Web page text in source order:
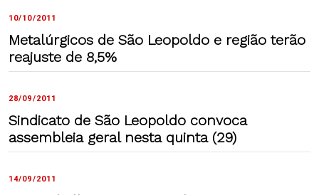
10/10/2011
Metalúrgicos de São Leopoldo e região terão
reajuste de 8,5%
28/09/2011
Sindicato de São Leopoldo convoca
assembleia geral nesta quinta (29)
14/09/2011